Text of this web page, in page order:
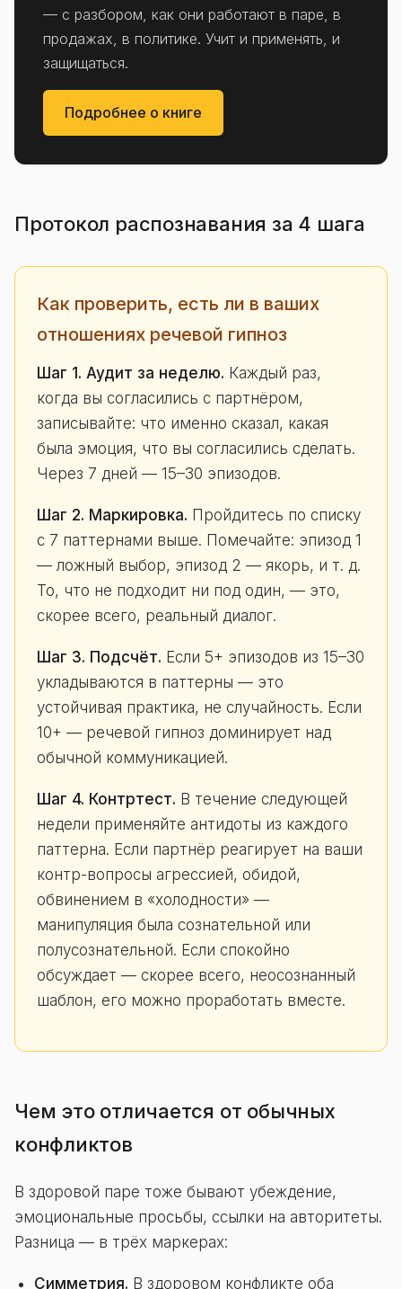
— с разбором, как они работают в паре, в
продажах, в политике. Учит и применять, и
защищаться.
Подробнее о книге
Протокол распознавания за 4 шага
Как проверить, есть ли в ваших
отношениях речевой гипноз
Шаг 1. Аудит за неделю. Каждый раз,
когда вы согласились с партнёром,
записывайте: что именно сказал, какая
была эмоция, что вы согласились сделать.
Через 7 дней — 15–30 эпизодов.
Шаг 2. Маркировка. Пройдитесь по списку
с 7 паттернами выше. Помечайте: эпизод 1
— ложный выбор, эпизод 2 — якорь, и т. д.
То, что не подходит ни под один, — это,
скорее всего, реальный диалог.
Шаг 3. Подсчёт. Если 5+ эпизодов из 15–30
укладываются в паттерны — это
устойчивая практика, не случайность. Если
10+ — речевой гипноз доминирует над
обычной коммуникацией.
Шаг 4. Контртест. В течение следующей
недели применяйте антидоты из каждого
паттерна. Если партнёр реагирует на ваши
контр-вопросы агрессией, обидой,
обвинением в «холодности» —
манипуляция была сознательной или
полусознательной. Если спокойно
обсуждает — скорее всего, неосознанный
шаблон, его можно проработать вместе.
Чем это отличается от обычных
конфликтов
В здоровой паре тоже бывают убеждение,
эмоциональные просьбы, ссылки на авторитеты.
Разница — в трёх маркерах:
Симметрия. В здоровом конфликте оба